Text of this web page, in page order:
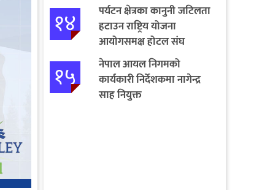
१४
पर्यटन क्षेत्रका कानुनी जटिलता
हटाउन राष्ट्रिय योजना
आयोगसमक्ष होटल संघ
बागमतीका पाँचबुँदे माग
१५
नेपाल आयल निगमको
कार्यकारी निर्देशकमा नागेन्द्र
साह नियुक्त